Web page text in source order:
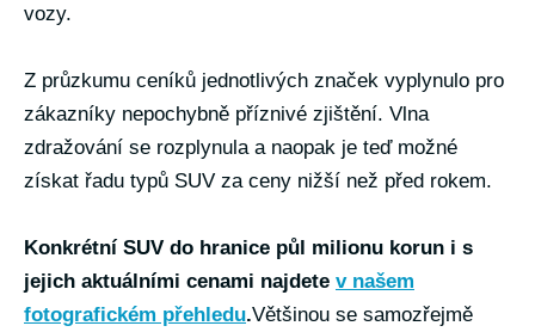
vozy.
Z průzkumu ceníků jednotlivých značek vyplynulo pro
zákazníky nepochybně příznivé zjištění. Vlna
zdražování se rozplynula a naopak je teď možné
získat řadu typů SUV za ceny nižší než před rokem.
Konkrétní SUV do hranice půl milionu korun i s
jejich aktuálními cenami najdete v našem
fotografickém přehledu.Většinou se samozřejmě